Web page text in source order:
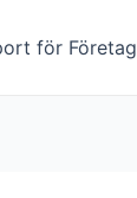
för Företag